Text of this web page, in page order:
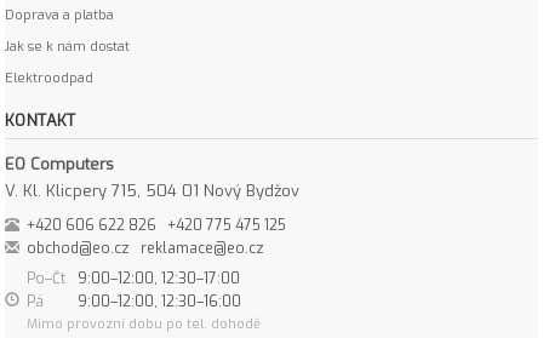
Doprava a platba
Jak se k nám dostat
Elektroodpad
KONTAKT
EO Computers
V. Kl. Klicpery 715, 504 01 Nový Bydžov
+420 606 622 826
+420 775 475 125
obchod@eo.cz
reklamace@eo.cz
Po–Čt
9:00–12:00, 12:30–17:00
Pá
9:00–12:00, 12:30–16:00
Mimo provozní dobu po tel. dohodě